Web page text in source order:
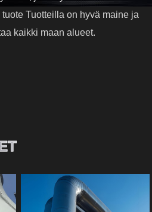
Tuotteilla on hyvä maine ja
kaikki maan alueet.